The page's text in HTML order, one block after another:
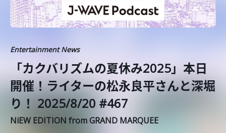
Entertainment News
「カクバリズムの夏休み2025」本日
開催！ライターの松永良平さんと深堀
り！ 2025/8/20 #467
NiEW EDITION from GRAND MARQUEE